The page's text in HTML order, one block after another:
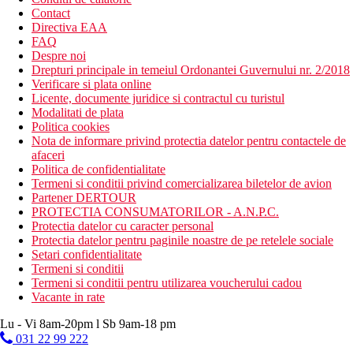
Contact
Directiva EAA
FAQ
Despre noi
Drepturi principale in temeiul Ordonantei Guvernului nr. 2/2018
Verificare si plata online
Licente, documente juridice si contractul cu turistul
Modalitati de plata
Politica cookies
Nota de informare privind protectia datelor pentru contactele de
afaceri
Politica de confidentialitate
Termeni si conditii privind comercializarea biletelor de avion
Partener DERTOUR
PROTECTIA CONSUMATORILOR - A.N.P.C.
Protectia datelor cu caracter personal
Protectia datelor pentru paginile noastre de pe retelele sociale
Setari confidentialitate
Termeni si conditii
Termeni si conditii pentru utilizarea voucherului cadou
Vacante in rate
Lu - Vi 8am-20pm l Sb 9am-18 pm
031 22 99 222